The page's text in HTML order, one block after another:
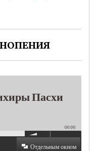
Пасхи
00:00
Отдельным окном